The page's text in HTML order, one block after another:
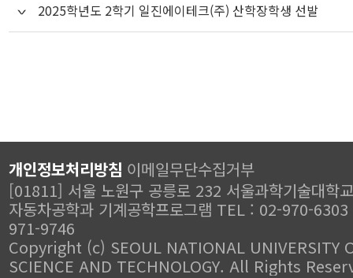
2025학년도 2학기 일진에이테크(주) 산학장학생 선발
개인정보처리방침 이메일무단수집거부
[01811] 서울 노원구 공릉로 232 서울과학기술대학
자동차공학과 기계공학프로그램 TEL : 02-970-
971-9746
Copyright (c) SEOUL NATIONAL UNIVERSITY
SCIENCE AND TECHNOLOGY. All Rights